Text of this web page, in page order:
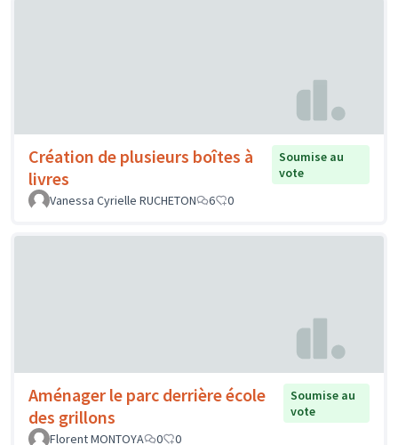
Création de plusieurs boîtes à
livres
Soumise au
vote
Vanessa Cyrielle RUCHETON
6 0
Aménager le parc derrière école
des grillons
Soumise au
vote
Florent MONTOYA
0 0